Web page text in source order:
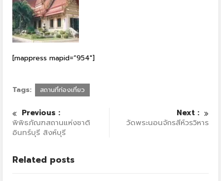
[mappress mapid=”954″]
Tags: สถานที่ท่องเที่ยว
Previous :
พิพิธภัณฑสถานแห่งชาติ
อินทร์บุรี สิงห์บุรี
Next :
วัดพระนอนจักรสีห์วรวิหาร
Related posts